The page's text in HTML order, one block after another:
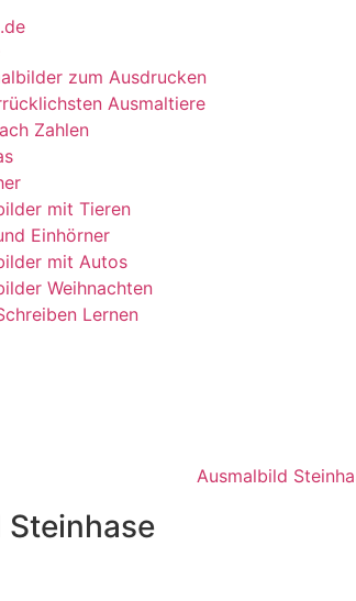
zum Ausdrucken
Ausmaltiere
Zahlen
mit Tieren
Einhörner
mit Autos
Weihnachten
Lernen